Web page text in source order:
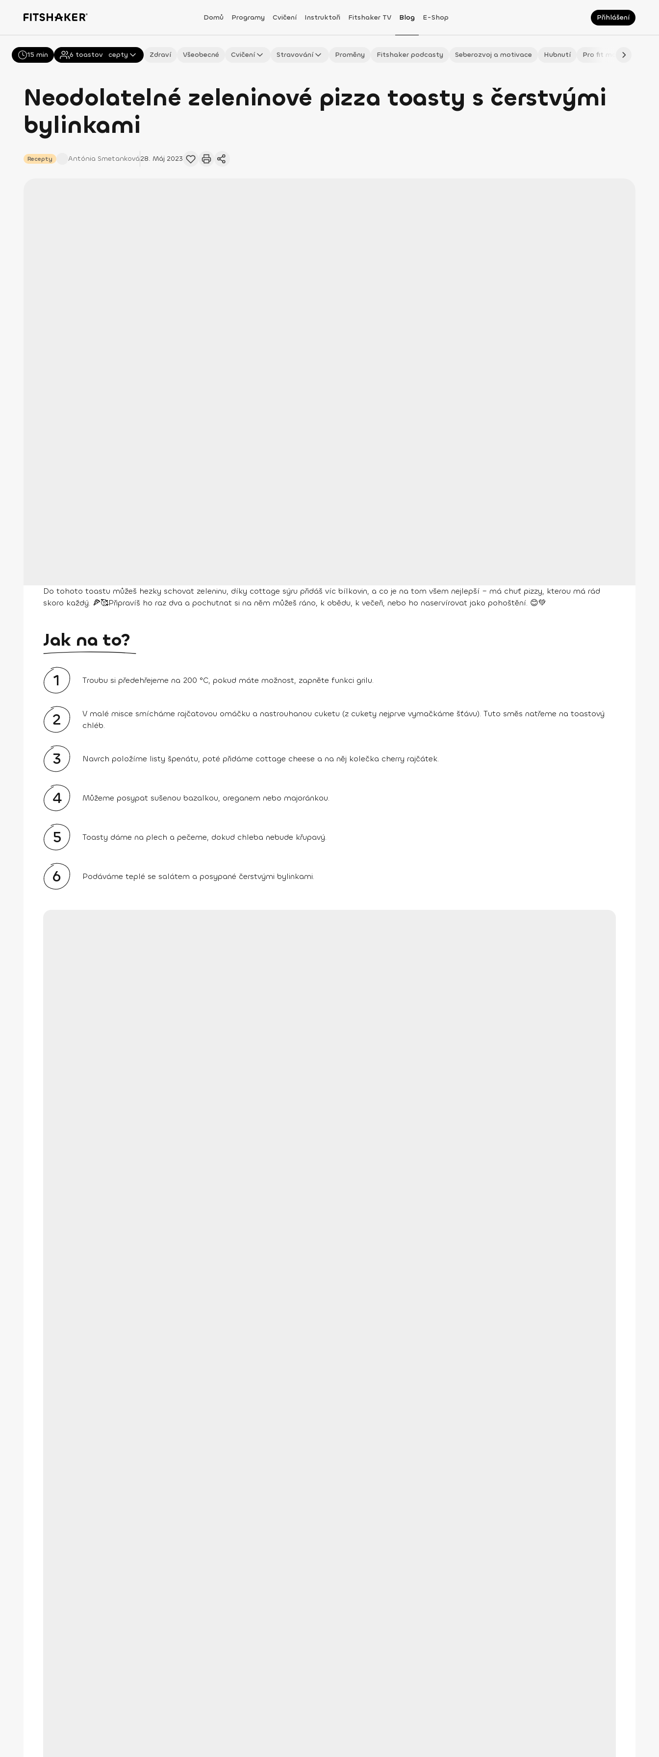
Domů Programy Cvičení Instruktoři Fitshaker TV Blog E-Shop Přihlášení
Všechny Recepty Zdraví Všeobecné Cvičení Stravování Proměny Fitshaker podcasty Seberozvoj a motivace Hubnutí Pro fit maminky
Neodolatelné zeleninové pizza toasty s čerstvými
bylinkami
Recepty Antónia Smetanková28. Máj 2023
15 min 6 toastov
Do tohoto toastu můžeš hezky schovat zeleninu, díky cottage sýru přidáš víc bílkovin, a co je na tom všem nejlepší – má chuť pizzy, kterou má rád
skoro každý. 🍕🥰Připravíš ho raz dva a pochutnat si na něm můžeš ráno, k obědu, k večeři, nebo ho naservírovat jako pohoštění. 😊💚
Jak na to?
1 Troubu si předehřejeme na 200 °C, pokud máte možnost, zapněte funkci grilu.
2
V malé misce smícháme rajčatovou omáčku a nastrouhanou cuketu (z cukety nejprve vymačkáme šťávu). Tuto směs natřeme na toastový
chléb.
3 Navrch položíme listy špenátu, poté přidáme cottage cheese a na něj kolečka cherry rajčátek.
4 Můžeme posypat sušenou bazalkou, oreganem nebo majoránkou.
5 Toasty dáme na plech a pečeme, dokud chleba nebude křupavý.
6 Podáváme teplé se salátem a posypané čerstvými bylinkami.